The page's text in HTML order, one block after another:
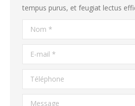
tempus purus, et feugiat lectus
Nom *
E-mail *
Téléphone
Message